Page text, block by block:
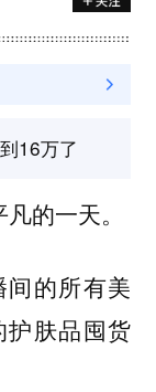
16万了
的一天。
的所有美
护肤品囤货